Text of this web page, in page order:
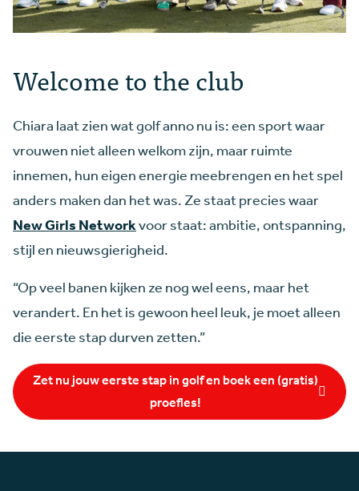
Welcome to the club
Chiara laat zien wat golf anno nu is: een sport waar
vrouwen niet alleen welkom zijn, maar ruimte
innemen, hun eigen energie meebrengen en het spel
anders maken dan het was. Ze staat precies waar
New Girls Networkvoor staat: ambitie, ontspanning,
stijl en nieuwsgierigheid.
“Op veel banen kijken ze nog wel eens, maar het
verandert. En het is gewoon heel leuk, je moet alleen
die eerste stap durven zetten.”
Zet nu jouw eerste stap in golf en boek een (gratis)
proefles!